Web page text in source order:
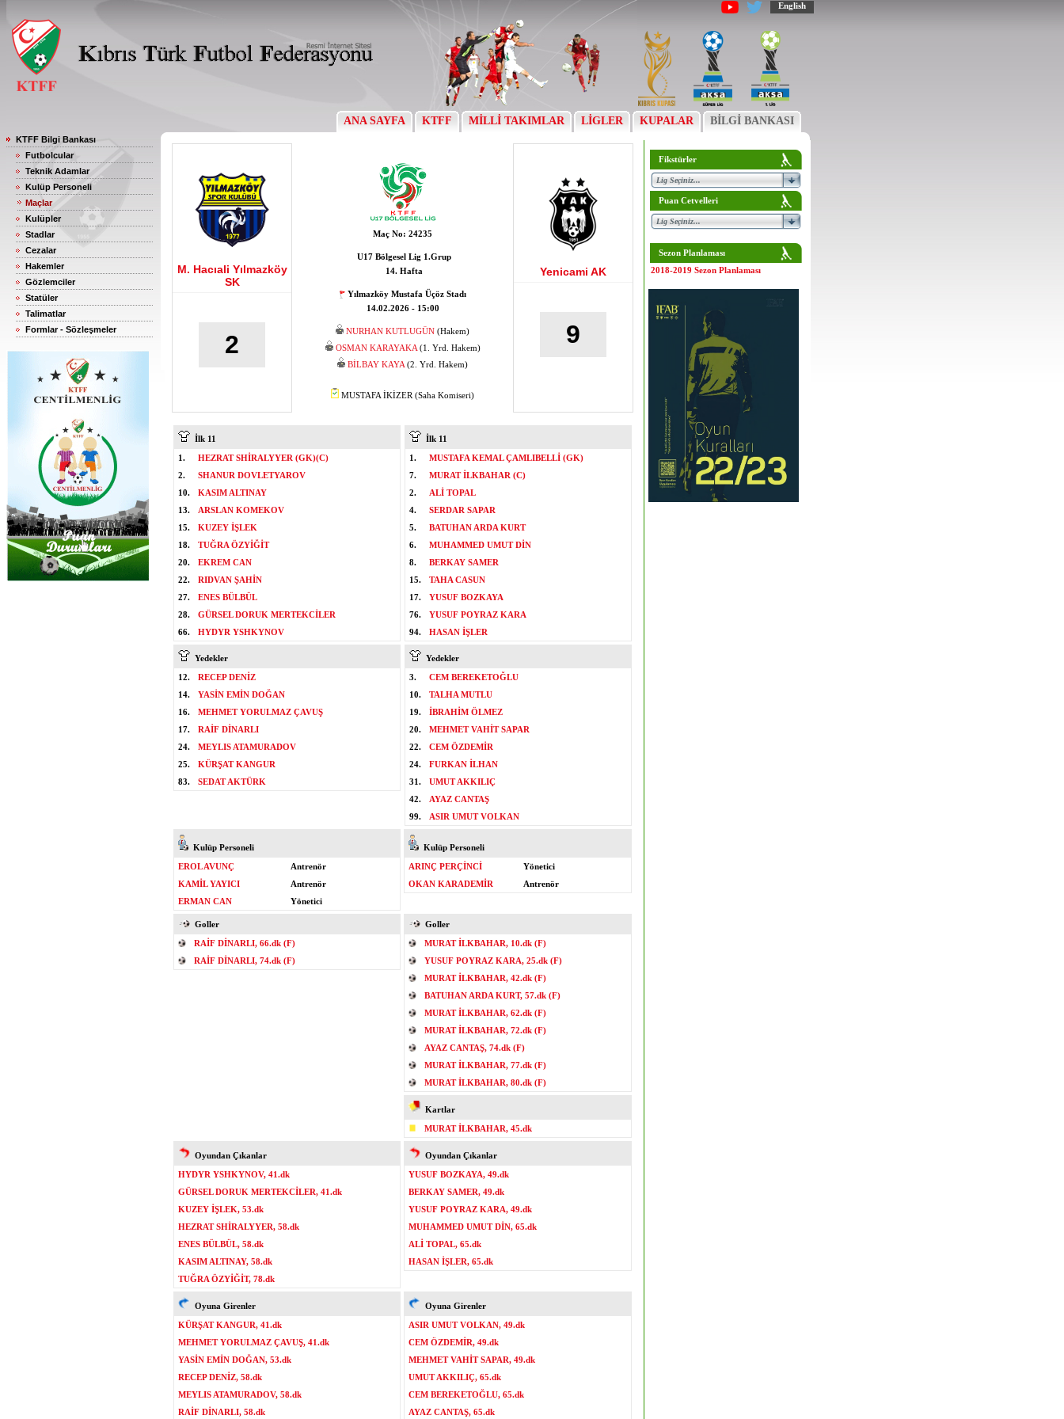
English
ANA SAYFA KTFF MİLLİ TAKIMLAR LİGLER KUPALAR BİLGİ BANKASI
KTFF Bilgi Bankası
Futbolcular
Teknik Adamlar
Kulüp Personeli
Maçlar
Kulüpler
Stadlar
Cezalar
Hakemler
Gözlemciler
Statüler
Talimatlar
Formlar - Sözleşmeler
M. Hacıali Yılmazköy
SK
2
Maç No: 24235
U17 Bölgesel Lig 1.Grup
14. Hafta
Yılmazköy Mustafa Üçöz Stadı
14.02.2026 - 15:00
NURHAN KUTLUGÜN (Hakem)
OSMAN KARAYAKA(1. Yrd. Hakem)
BİLBAY KAYA (2. Yrd. Hakem)
MUSTAFA İKİZER (Saha Komiseri)
Yenicami AK
9
İlk 11
1.
HEZRAT SHİRALYYER (GK)(C)
2.
SHANUR DOVLETYAROV
10.
KASIM ALTINAY
13.
ARSLAN KOMEKOV
15.
KUZEY İŞLEK
18.
TUĞRA ÖZYİĞİT
20.
EKREM CAN
22.
RIDVAN ŞAHİN
27.
ENES BÜLBÜL
28.
GÜRSEL DORUK MERTEKCİLER
66.
HYDYR YSHKYNOV
İlk 11
1.
MUSTAFA KEMAL ÇAMLIBELLİ (GK)
7.
MURAT İLKBAHAR (C)
2.
ALİ TOPAL
4.
SERDAR SAPAR
5.
BATUHAN ARDA KURT
6.
MUHAMMED UMUT DİN
8.
BERKAY SAMER
15.
TAHA CASUN
17.
YUSUF BOZKAYA
76.
YUSUF POYRAZ KARA
94.
HASAN İŞLER
Yedekler
12.
RECEP DENİZ
14.
YASİN EMİN DOĞAN
16.
MEHMET YORULMAZ ÇAVUŞ
17.
RAİF DİNARLI
24.
MEYLIS ATAMURADOV
25.
KÜRŞAT KANGUR
83.
SEDAT AKTÜRK
Yedekler
3.
CEM BEREKETOĞLU
10.
TALHA MUTLU
19.
İBRAHİM ÖLMEZ
20.
MEHMET VAHİT SAPAR
22.
CEM ÖZDEMİR
24.
FURKAN İLHAN
31.
UMUT AKKILIÇ
42.
AYAZ CANTAŞ
99.
ASIR UMUT VOLKAN
Kulüp Personeli
EROL AVUNÇ
Antrenör
KAMİL YAYICI
Antrenör
ERMAN CAN
Yönetici
Kulüp Personeli
ARINÇ PERÇİNCİ
Yönetici
OKAN KARADEMİR
Antrenör
Goller
RAİF DİNARLI, 66.dk (F)
RAİF DİNARLI, 74.dk (F)
Goller
MURAT İLKBAHAR, 10.dk (F)
YUSUF POYRAZ KARA, 25.dk (F)
MURAT İLKBAHAR, 42.dk (F)
BATUHAN ARDA KURT, 57.dk (F)
MURAT İLKBAHAR, 62.dk (F)
MURAT İLKBAHAR, 72.dk (F)
AYAZ CANTAŞ, 74.dk (F)
MURAT İLKBAHAR, 77.dk (F)
MURAT İLKBAHAR, 80.dk (F)
Kartlar
MURAT İLKBAHAR, 45.dk
Oyundan Çıkanlar
HYDYR YSHKYNOV, 41.dk
GÜRSEL DORUK MERTEKCİLER, 41.dk
KUZEY İŞLEK, 53.dk
HEZRAT SHİRALYYER, 58.dk
ENES BÜLBÜL, 58.dk
KASIM ALTINAY, 58.dk
TUĞRA ÖZYİĞİT, 78.dk
Oyundan Çıkanlar
YUSUF BOZKAYA, 49.dk
BERKAY SAMER, 49.dk
YUSUF POYRAZ KARA, 49.dk
MUHAMMED UMUT DİN, 65.dk
ALİ TOPAL, 65.dk
HASAN İŞLER, 65.dk
Oyuna Girenler
KÜRŞAT KANGUR, 41.dk
MEHMET YORULMAZ ÇAVUŞ, 41.dk
YASİN EMİN DOĞAN, 53.dk
RECEP DENİZ, 58.dk
MEYLIS ATAMURADOV, 58.dk
RAİF DİNARLI, 58.dk
Oyuna Girenler
ASIR UMUT VOLKAN, 49.dk
CEM ÖZDEMİR, 49.dk
MEHMET VAHİT SAPAR, 49.dk
UMUT AKKILIÇ, 65.dk
CEM BEREKETOĞLU, 65.dk
AYAZ CANTAŞ, 65.dk
Fikstürler
Puan Cetvelleri
Sezon Planlaması
2018-2019 Sezon Planlaması